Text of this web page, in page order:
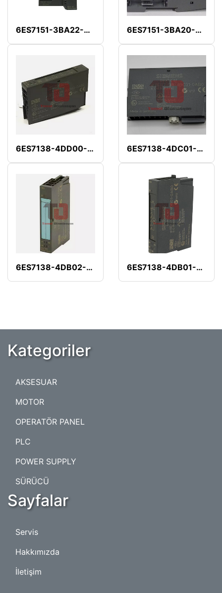
6ES7151-3BA22-0AB0 6ES7151-3BA20-0AB0
6ES7138-4DD00-0AB0 6ES7138-4DC01-0AB0
6ES7138-4DB02-0AB0 6ES7138-4DB01-0AB0
Kategoriler
AKSESUAR
MOTOR
OPERATÖR PANEL
PLC
POWER SUPPLY
SÜRÜCÜ
Sayfalar
Servis
Hakkımızda
İletişim